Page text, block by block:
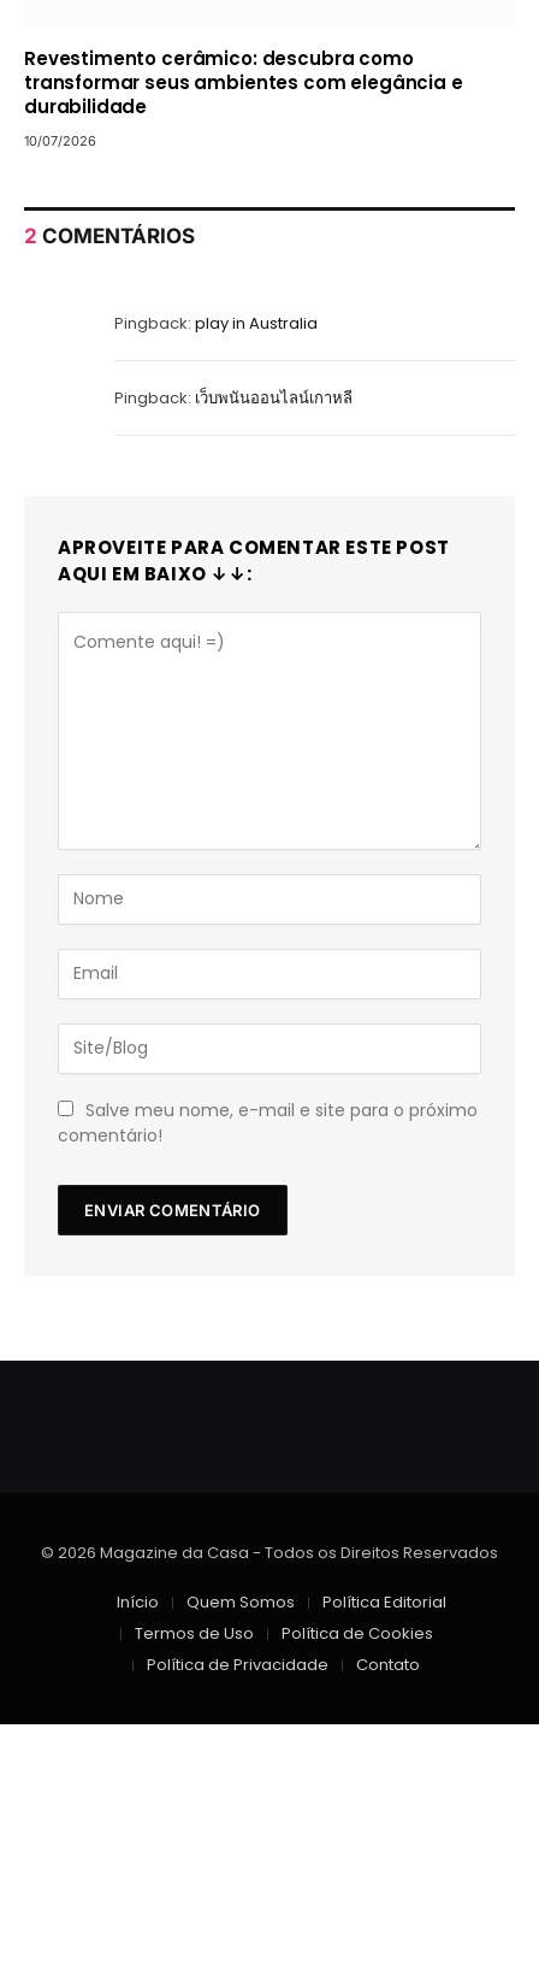
Revestimento cerâmico: descubra como
transformar seus ambientes com elegância e
durabilidade
10/07/2026
2 COMENTÁRIOS
Pingback: play in Australia
Pingback: เว็บพนันออนไลน์เกาหลี
APROVEITE PARA COMENTAR ESTE POST
AQUI EM BAIXO ↓↓:
Salve meu nome, e-mail e site para o próximo
comentário!
© 2026 Magazine da Casa - Todos os Direitos Reservados
Início Quem Somos
Política Editorial
Termos de Uso
Política de Cookies
Política de Privacidade
Contato